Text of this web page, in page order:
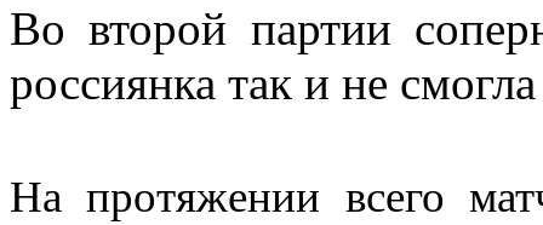
Во второй партии
россиянка так и не
На протяжении всего